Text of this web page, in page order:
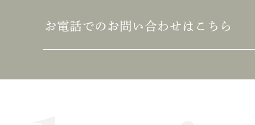
お電話でのお問い合わせはこちら